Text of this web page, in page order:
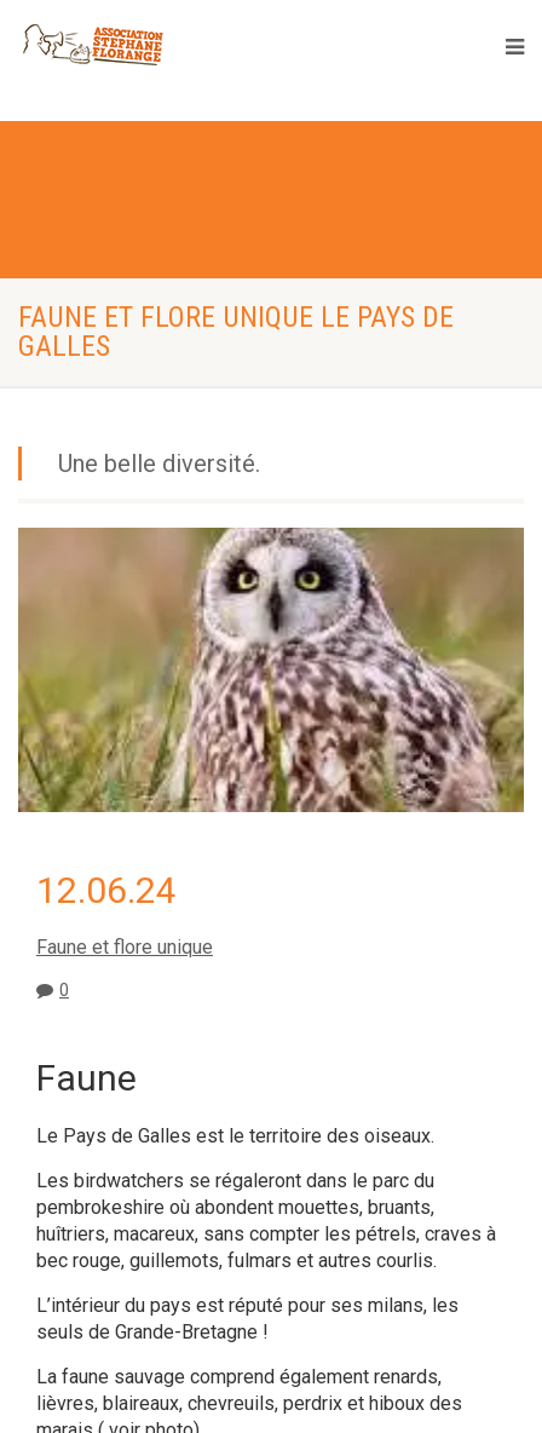
FAUNE ET FLORE UNIQUE LE PAYS DE
GALLES
Une belle diversité.
12.06.24
Faune et flore unique
0
Faune
Le Pays de Galles est le territoire des oiseaux.
Les birdwatchers se régaleront dans le parc du
pembrokeshire où abondent mouettes, bruants,
huîtriers, macareux, sans compter les pétrels, craves à
bec rouge, guillemots, fulmars et autres courlis.
L’intérieur du pays est réputé pour ses milans, les
seuls de Grande-Bretagne !
La faune sauvage comprend également renards,
lièvres, blaireaux, chevreuils, perdrix et hiboux des